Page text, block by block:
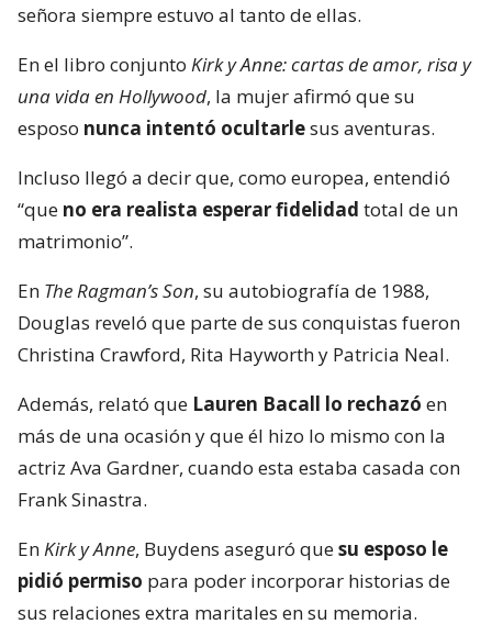
señora siempre estuvo al tanto de ellas.
En el libro conjunto Kirk y Anne: cartas de amor, risa y
una vida en Hollywood, la mujer afirmó que su
esposo nunca intentó ocultarlesus aventuras.
Incluso llegó a decir que, como europea, entendió
“que no era realista esperar fidelidad total de un
matrimonio”.
En The Ragman’s Son, su autobiografía de 1988,
Douglas reveló que parte de sus conquistas fueron
Christina Crawford, Rita Hayworth y Patricia Neal.
Además, relató que Lauren Bacall lo rechazó en
más de una ocasión y que él hizo lo mismo con la
actriz Ava Gardner, cuando esta estaba casada con
Frank Sinastra.
EnKirk y Anne, Buydens aseguró quesu esposo le
pidió permiso para poder incorporar historias de
sus relaciones extra maritales en su memoria.